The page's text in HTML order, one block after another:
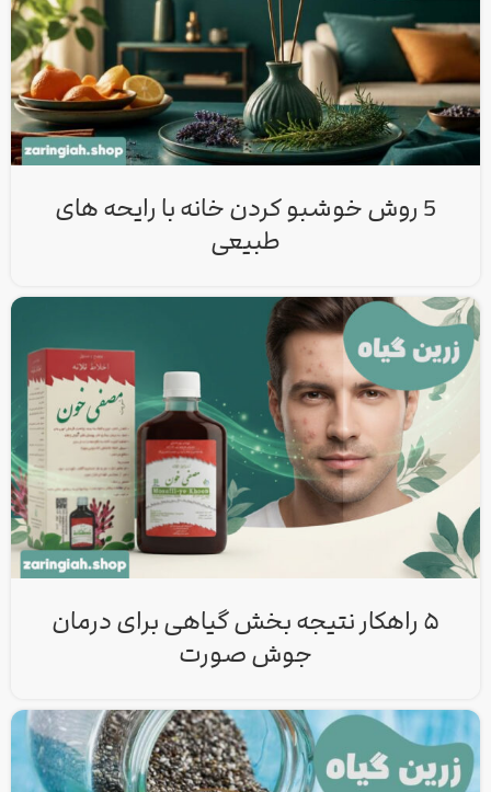
5 روش خوشبو کردن خانه با رایحه‌ های
طبیعی
۵ راهکار نتیجه‌ بخش گیاهی برای درمان
جوش صورت